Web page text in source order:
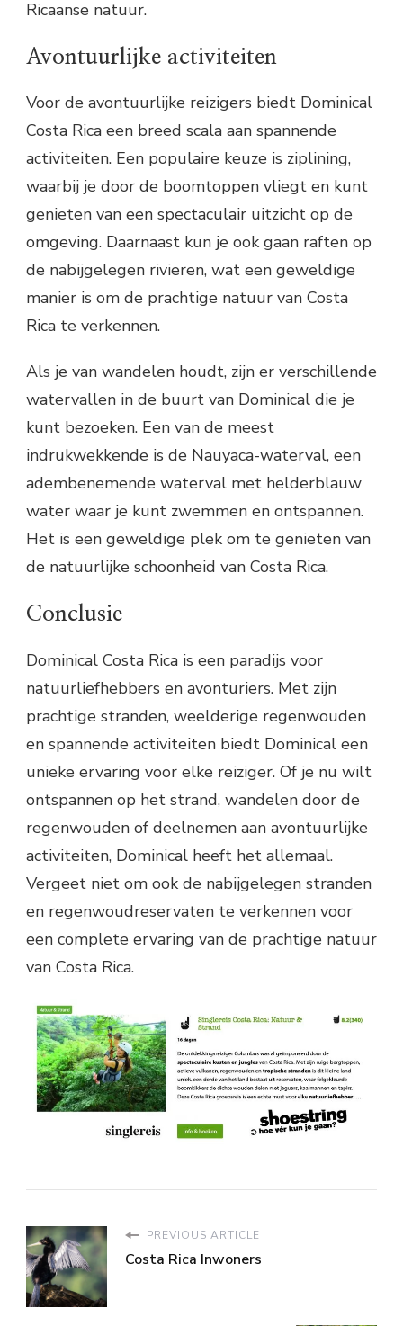
Ricaanse natuur.
Avontuurlijke activiteiten
Voor de avontuurlijke reizigers biedt Dominical
Costa Rica een breed scala aan spannende
activiteiten. Een populaire keuze is ziplining,
waarbij je door de boomtoppen vliegt en kunt
genieten van een spectaculair uitzicht op de
omgeving. Daarnaast kun je ook gaan raften op
de nabijgelegen rivieren, wat een geweldige
manier is om de prachtige natuur van Costa
Rica te verkennen.
Als je van wandelen houdt, zijn er verschillende
watervallen in de buurt van Dominical die je
kunt bezoeken. Een van de meest
indrukwekkende is de Nauyaca-waterval, een
adembenemende waterval met helderblauw
water waar je kunt zwemmen en ontspannen.
Het is een geweldige plek om te genieten van
de natuurlijke schoonheid van Costa Rica.
Conclusie
Dominical Costa Rica is een paradijs voor
natuurliefhebbers en avonturiers. Met zijn
prachtige stranden, weelderige regenwouden
en spannende activiteiten biedt Dominical een
unieke ervaring voor elke reiziger. Of je nu wilt
ontspannen op het strand, wandelen door de
regenwouden of deelnemen aan avontuurlijke
activiteiten, Dominical heeft het allemaal.
Vergeet niet om ook de nabijgelegen stranden
en regenwoudreservaten te verkennen voor
een complete ervaring van de prachtige natuur
van Costa Rica.
PREVIOUS ARTICLE
Costa Rica Inwoners